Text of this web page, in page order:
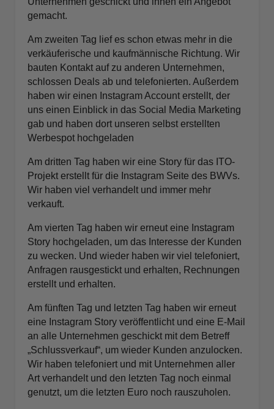
gemacht.
Am zweiten Tag lief es schon etwas mehr in die
verkäuferische und kaufmännische Richtung. Wir
bauten Kontakt auf zu anderen Unternehmen,
schlossen Deals ab und telefonierten. Außerdem
haben wir einen Instagram Account erstellt, der
uns einen Einblick in das Social Media Marketing
gab und haben dort unseren selbst erstellten
Werbespot hochgeladen
Am dritten Tag haben wir eine Story für das ITO-
Projekt erstellt für die Instagram Seite des BWVs.
Wir haben viel verhandelt und immer mehr
verkauft.
Am vierten Tag haben wir erneut eine Instagram
Story hochgeladen, um das Interesse der Kunden
zu wecken. Und wieder haben wir viel telefoniert,
Anfragen rausgestickt und erhalten, Rechnungen
erstellt und erhalten.
Am fünften Tag und letzten Tag haben wir erneut
eine Instagram Story veröffentlicht und eine E-Mail
an alle Unternehmen geschickt mit dem Betreff
„Schlussverkauf“, um wieder Kunden anzulocken.
Wir haben telefoniert und mit Unternehmen aller
Art verhandelt und den letzten Tag noch einmal
genutzt, um die letzten Euro noch rauszuholen.